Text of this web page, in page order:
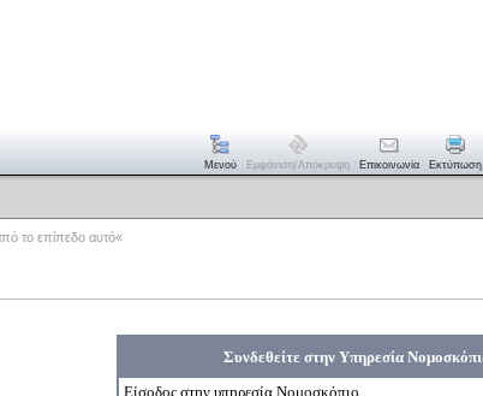
Μενού Εμφάνιση/απόκρυψη Επικοινωνία Εκτύπωση